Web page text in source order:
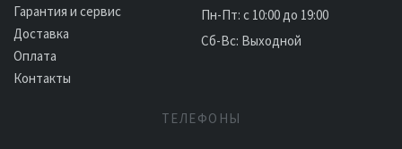
Гарантия и сервис
Доставка
Оплата
Контакты
Пн-Пт: с 10:00 до 19:00
Сб-Вс: Выходной
ТЕЛЕФОНЫ